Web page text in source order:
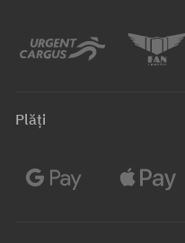
Plăți